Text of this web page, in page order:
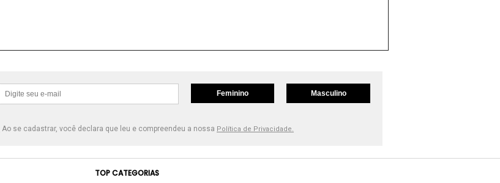
Feminino Masculino
Ao se cadastrar, você declara que leu e compreendeu a nossa Política de Privacidade.
TOP CATEGORIAS